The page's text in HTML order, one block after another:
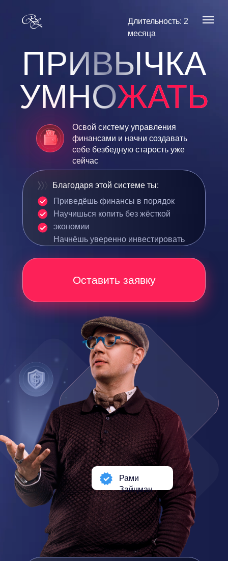
ПРИВЫЧКА
УМНОЖАТЬ
Освой систему управления
финансами и начни создавать
себе безбедную старость уже
сейчас
Длительность: 2
месяца
Рами
Зайцман
Благодаря этой системе ты:
Приведёшь финансы в порядок
Научишься копить без жёсткой
экономии
Начнёшь уверенно инвестировать
Оставить заявку